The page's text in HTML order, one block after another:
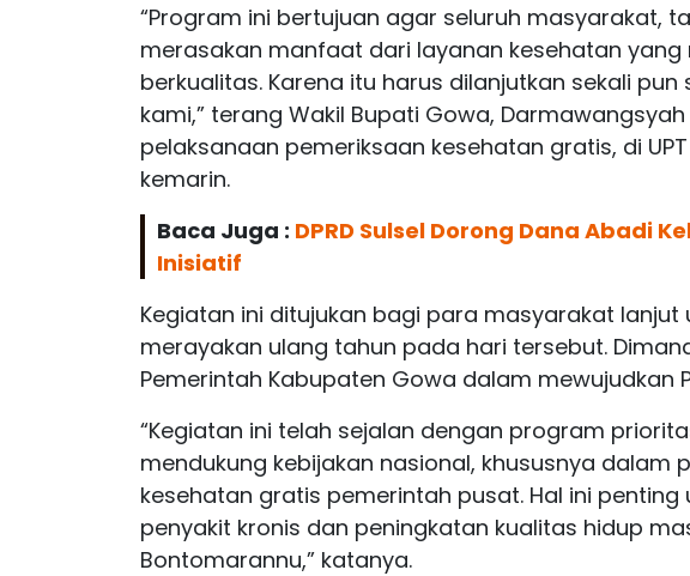
“Program ini bertujuan agar seluruh masyarakat,
merasakan manfaat dari layanan kesehatan yang
berkualitas. Karena itu harus dilanjutkan sekali pun
kami,” terang Wakil Bupati Gowa,
pelaksanaan pemeriksaan kesehatan gratis, di
kemarin.
Baca Juga : DPRD Sulsel Dorong Dana Abadi
Inisiatif
Kegiatan ini ditujukan bagi para masyarakat
merayakan ulang tahun pada hari tersebut.
Pemerintah Kabupaten Gowa dalam mewujudkan
“Kegiatan ini telah sejalan dengan program
mendukung kebijakan nasional, khususnya dalam
kesehatan gratis pemerintah pusat. Hal ini penting
penyakit kronis dan peningkatan kualitas hidup
Bontomarannu,” katanya.